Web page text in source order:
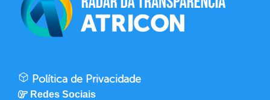
Política de Privacidade
Redes Sociais